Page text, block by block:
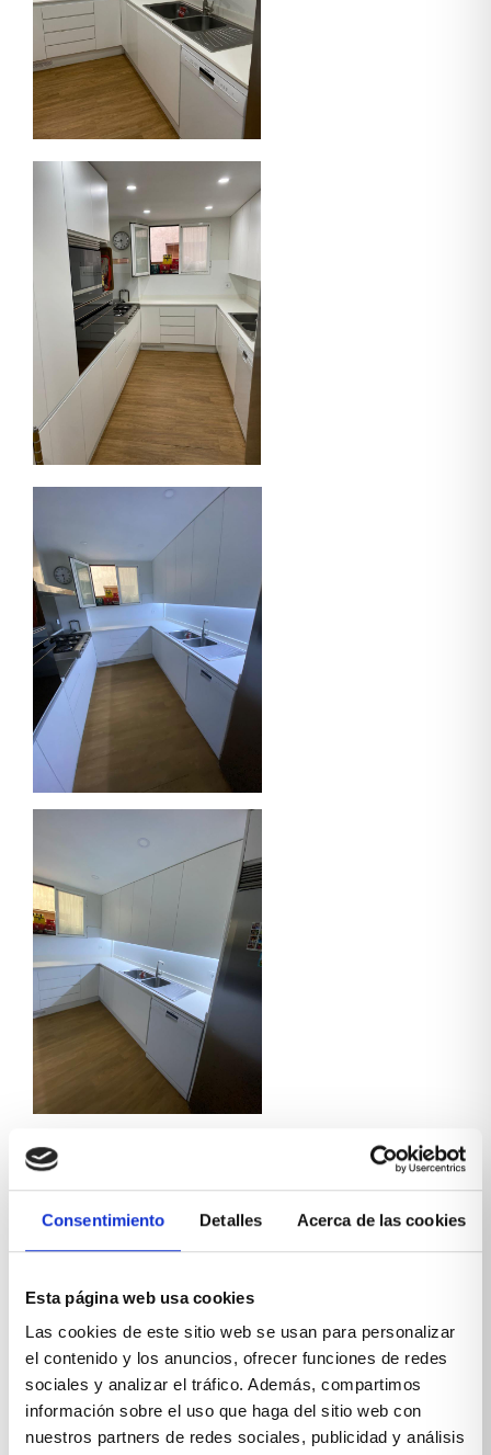
Consentimiento Detalles Acerca de las cookies
Esta página web usa cookies
Las cookies de este sitio web se usan para personalizar
el contenido y los anuncios, ofrecer funciones de redes
sociales y analizar el tráfico. Además, compartimos
información sobre el uso que haga del sitio web con
nuestros partners de redes sociales, publicidad y análisis